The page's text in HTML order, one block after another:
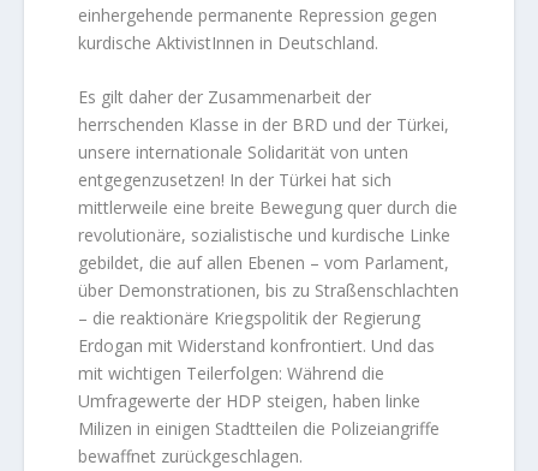
einhergehende permanente Repression gegen
kurdische AktivistInnen in Deutschland.
Es gilt daher der Zusammenarbeit der
herrschenden Klasse in der BRD und der Türkei,
unsere internationale Solidarität von unten
entgegenzusetzen! In der Türkei hat sich
mittlerweile eine breite Bewegung quer durch die
revolutionäre, sozialistische und kurdische Linke
gebildet, die auf allen Ebenen – vom Parlament,
über Demonstrationen, bis zu Straßenschlachten
– die reaktionäre Kriegspolitik der Regierung
Erdogan mit Widerstand konfrontiert. Und das
mit wichtigen Teilerfolgen: Während die
Umfragewerte der HDP steigen, haben linke
Milizen in einigen Stadtteilen die Polizeiangriffe
bewaffnet zurückgeschlagen.